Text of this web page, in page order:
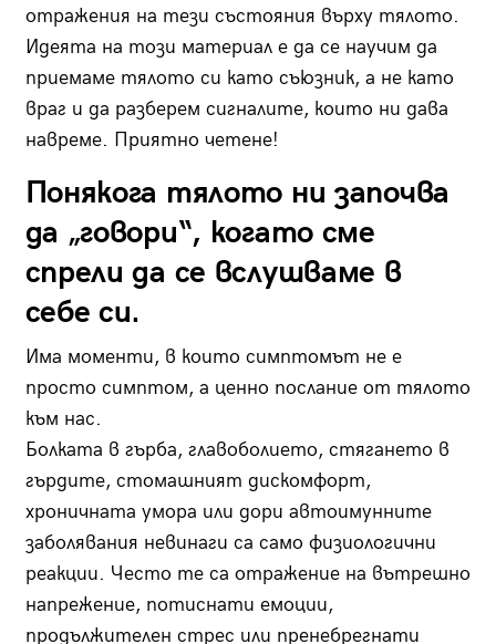
отражения на тези състояния върху тялото.
Идеята на този материал е да се научим да
приемаме тялото си като съюзник, а не като
враг и да разберем сигналите, които ни дава
навреме. Приятно четене!
Понякога тялото ни започва
да „говори“, когато сме
спрели да се вслушваме в
себе си.
Има моменти, в които симптомът не е
просто симптом, а ценно послание от тялото
към нас.
Болката в гърба, главоболието, стягането в
гърдите, стомашният дискомфорт,
хроничната умора или дори автоимунните
заболявания невинаги са само физиологични
реакции. Често те са отражение на вътрешно
напрежение, потиснати емоции,
продължителен стрес или пренебрегнати